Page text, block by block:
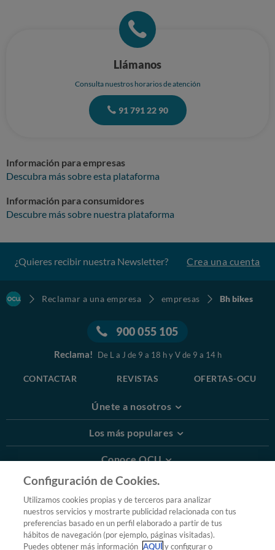
Llámanos
Consulta nuestros horarios de atención
91 791 22 90
Información para empresas
Descubra más sobre esta plataforma
Información para consumidores
Descubre más sobre nuestra plataforma
¿Quieres recibir nuestra Newsletter? Crea una cuenta
Reclamar a una empresa empresas Bh bikes
900 055 105
Reclama! De L a J de 9 a 18 h y V de 9 a 14 h
CONTACTAR REVISTAS OFERTAS-OCU
Únete a nosotros
Los más populares
Conoce OCU
Más Información
© 2026 OCU
Condiciones generales de contratación de OCU
Política de privacidad
Configuración de Cookies.
Utilizamos cookies propias y de terceros para analizar
nuestros servicios y mostrarte publicidad relacionada con tus
preferencias basado en un perfil elaborado a partir de tus
hábitos de navegación (por ejemplo, páginas visitadas).
Puedes obtener más información AQUÍy configurar o